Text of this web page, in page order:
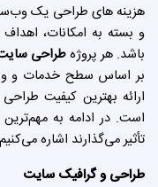
هزینه های طراحی یک
و بسته به امکانات،
باشد. هر پروژهطراحی
بر اساس سطح خدمات و
ارائه بهترین کیفیت
است. در ادامه به
تأثیر می‌گذارند اشاره
طراحی و گرافیک سایت